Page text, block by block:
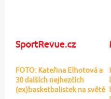
SportRevue.cz
FOTO: Kateřina Elhotová a
30 dalších nejhezčích
(ex)basketbalistek na světě